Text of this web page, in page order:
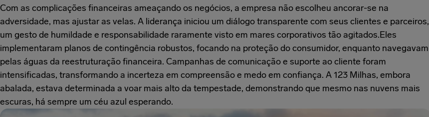
Com as complicações financeiras ameaçando os negócios, a empresa não escolheu ancorar-se na
adversidade, mas ajustar as velas. A liderança iniciou um diálogo transparente com seus clientes e parceiros,
um gesto de humildade e responsabilidade raramente visto em mares corporativos tão agitados.Eles
implementaram planos de contingência robustos, focando na proteção do consumidor, enquanto navegavam
pelas águas da reestruturação financeira. Campanhas de comunicação e suporte ao cliente foram
intensificadas, transformando a incerteza em compreensão e medo em confiança. A 123 Milhas, embora
abalada, estava determinada a voar mais alto da tempestade, demonstrando que mesmo nas nuvens mais
escuras, há sempre um céu azul esperando.